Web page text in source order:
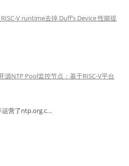
V runtime去掉 Duff’s Device 性能提
源NTP Pool监控节点：基于RISC-V平台
运营了ntp.org.c…